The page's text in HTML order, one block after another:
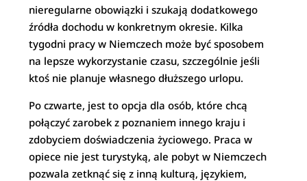
nieregularne obowiązki i szukają dodatkowego
źródła dochodu w konkretnym okresie. Kilka
tygodni pracy w Niemczech może być sposobem
na lepsze wykorzystanie czasu, szczególnie jeśli
ktoś nie planuje własnego dłuższego urlopu.
Po czwarte, jest to opcja dla osób, które chcą
połączyć zarobek z poznaniem innego kraju i
zdobyciem doświadczenia życiowego. Praca w
opiece nie jest turystyką, ale pobyt w Niemczech
pozwala zetknąć się z inną kulturą, językiem,